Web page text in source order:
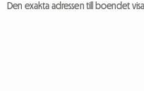
Den exakta adressen till boendet